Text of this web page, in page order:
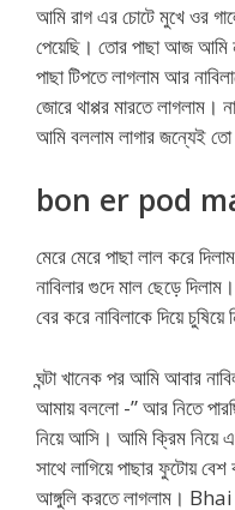
আমি রাগ এর চোটে মুখে ওর
পেয়েছি। তোর পাছা আজ আমি
পাছা টিপতে লাগলাম আর
জোরে থাপ্পর মারতে লাগলাম।
আমি বললাম লাগার জন্যেই তো
bon er pod
মেরে মেরে পাছা লাল করে
নাবিলার গুদে মাল ছেড়ে
বের করে নাবিলাকে দিয়ে চুষিয়ে
ঘন্টা খানেক পর আমি আবার
আমায় বললো -” আর নিতে
নিয়ে আসি। আমি ক্রিম নিয়ে
সাথে লাগিয়ে পাছার ফুটোয়
আঙ্গুলি করতে লাগলাম।